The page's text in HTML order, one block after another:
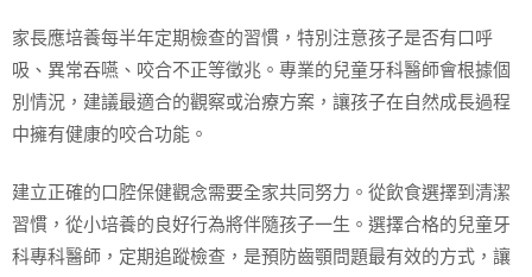
家長應培養每半年定期檢查的習慣，特別注意孩子是否有口呼
吸、異常吞嚥、咬合不正等徵兆。專業的兒童牙科醫師會根據個
別情況，建議最適合的觀察或治療方案，讓孩子在自然成長過程
中擁有健康的咬合功能。
建立正確的口腔保健觀念需要全家共同努力。從飲食選擇到清潔
習慣，從小培養的良好行為將伴隨孩子一生。選擇合格的兒童牙
科專科醫師，定期追蹤檢查，是預防齒顎問題最有效的方式，讓